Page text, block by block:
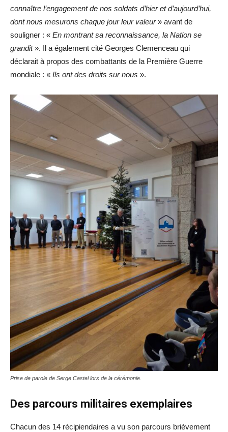
connaître l’engagement de nos soldats d’hier et d’aujourd’hui,
dont nous mesurons chaque jour leur valeur» avant de
souligner : « En montrant sa reconnaissance, la Nation se
grandit». Il a également cité Georges Clemenceau qui
déclarait à propos des combattants de la Première Guerre
mondiale : « Ils ont des droits sur nous ».
Prise de parole de Serge Castel lors de la cérémonie.
Des parcours militaires exemplaires
Chacun des 14 récipiendaires a vu son parcours brièvement